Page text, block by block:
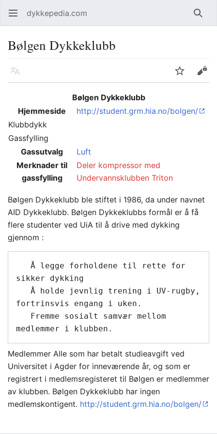
Åpne hovedmenyen dykkepedia.com Søk
Bølgen Dykkeklubb
Språk Overvåk Rediger
Bølgen Dykkeklubb
Hjemmeside
http://student.grm.hia.no/bolgen/
Klubbdykk
Gassfylling
Gassutvalg
Luft
Merknader til
gassfylling
Deler kompressor med
Undervannsklubben Triton
Bølgen Dykkeklubb ble stiftet i 1986, da under navnet
AID Dykkeklubb. Bølgen Dykkeklubbs formål er å få
flere studenter ved UiA til å drive med dykking
gjennom :
sikker dykking
fortrinsvis engang i uken.
Medlemmer Alle som har betalt studieavgift ved
Universitet i Agder for inneværende år, og som er
registrert i medlemsregisteret til Bølgen er medlemmer
av klubben. Bølgen Dykkeklubb har ingen
medlemskontigent. http://student.grm.hia.no/bolgen/